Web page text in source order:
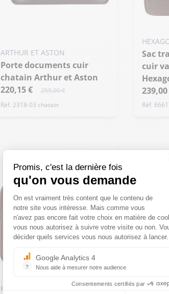
Promis, c'est la dernière fois
qu'on vous demande
Plateforme de Gestion du
On est vraiment très content que le contenu de
notre site vous intéresse. Mais comme vous
n'avez pas encore fait votre choix en matière de
vous nous autorisez à suivre votre visite ou non.
décider quels services vous nous autorisez à lancer.
?
Google Analytics 4
Nous aide à mesurer notre audience
Consentements certifiés par
Axeptio consent
ARTHUR ET ASTON
Porte documents cuir
chatain Arthur et Aston
220,15 €
259,00 €
Réf. 2318-03 chatain
Sac transformable 15 A4
cuir
Réf.
HEXAGONA